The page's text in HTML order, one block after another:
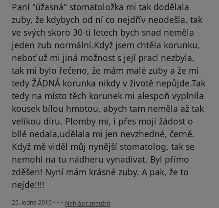
Paní "úžasná" stomatoložka mi tak dodělala
zuby, že kdybych od ní co nejdřív neodešla, tak
ve svých skoro 30-ti letech bych snad neměla
jeden zub normální.Když jsem chtěla korunku,
neboť už mi jiná možnost s její prací nezbyla,
tak mi bylo řečeno, že mám malé zuby a že mi
tedy ŽÁDNÁ korunka nikdy v životě nepůjde.Tak
tedy na místo těch korunek mi alespoň vyplnila
kousek bílou hmotou, abych tam neměla až tak
velikou díru. Plomby mi, i přes mojí žádost o
bílé nedala,udělala mi jen nevzhedné, černé.
Když mě viděl můj nynější stomatolog, tak se
nemohl na tu nádheru vynadívat. Byl přímo
zděšen! Nyní mám krásné zuby. A pak, že to
nejde!!!!
25. ledna 2010 • • • podle názoru uživatele Pacient
Nahlásit zneužití